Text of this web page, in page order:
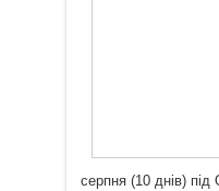
серпня (10 днів)